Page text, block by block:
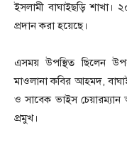
ইসলামী বাঘাইছড়ি শাখা।
প্রদান করা হয়েছে।
এসময় উপস্থিত ছিলেন
মাওলানা কবির আহমদ,
ও সাবেক ভাইস
প্রমুখ।